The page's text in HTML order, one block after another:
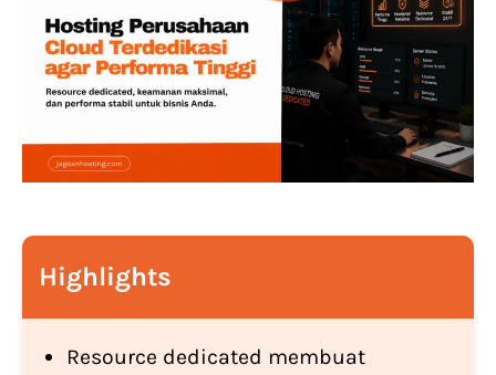
Highlights
Resource dedicated membuat